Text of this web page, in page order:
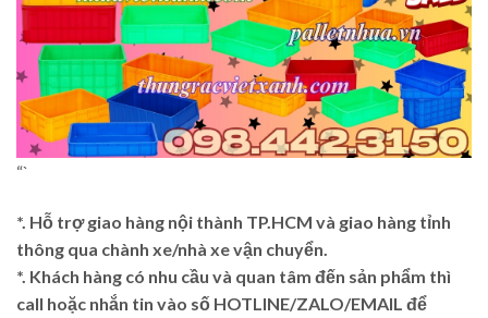
“`
*. Hỗ trợ giao hàng nội thành TP.HCM và giao hàng tỉnh
thông qua chành xe/nhà xe vận chuyển.
*. Khách hàng có nhu cầu và quan tâm đến sản phẩm thì
call hoặc nhắn tin vào số HOTLINE/ZALO/EMAIL để